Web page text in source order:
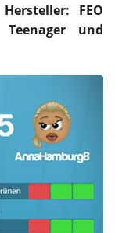
FEO
und